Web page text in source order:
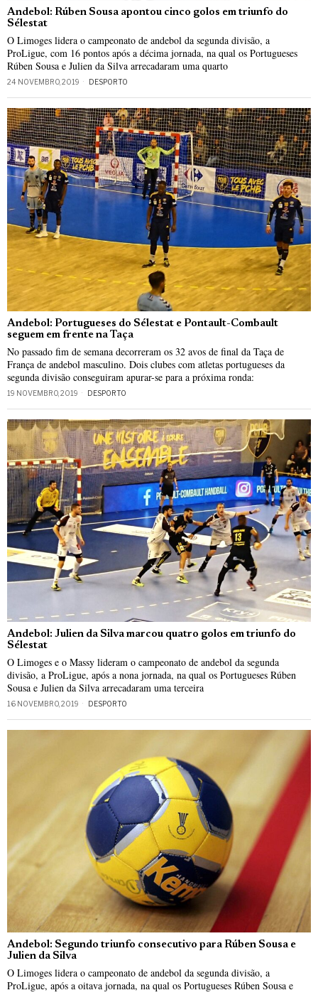
Andebol: Rúben Sousa apontou cinco golos em triunfo do
Sélestat
O Limoges lidera o campeonato de andebol da segunda divisão, a
ProLigue, com 16 pontos após a décima jornada, na qual os Portugueses
Rúben Sousa e Julien da Silva arrecadaram uma quarto
24 NOVEMBRO, 2019 DESPORTO
Andebol: Portugueses do Sélestat e Pontault-Combault
seguem em frente na Taça
No passado fim de semana decorreram os 32 avos de final da Taça de
França de andebol masculino. Dois clubes com atletas portugueses da
segunda divisão conseguiram apurar-se para a próxima ronda:
19 NOVEMBRO, 2019 DESPORTO
Andebol: Julien da Silva marcou quatro golos em triunfo do
Sélestat
O Limoges e o Massy lideram o campeonato de andebol da segunda
divisão, a ProLigue, após a nona jornada, na qual os Portugueses Rúben
Sousa e Julien da Silva arrecadaram uma terceira
16 NOVEMBRO, 2019 DESPORTO
Andebol: Segundo triunfo consecutivo para Rúben Sousa e
Julien da Silva
O Limoges lidera o campeonato de andebol da segunda divisão, a
ProLigue, após a oitava jornada, na qual os Portugueses Rúben Sousa e